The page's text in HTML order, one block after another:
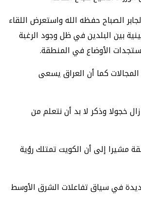
الصباح حفظه الله واستعرض اللقاء
بين البلدين في ظل وجود الرغبة
الأوضاع في المنطقة.
كما أن العراق يسعى
خجولا وذكر لا بد أن نتعلم من
مشيرا إلى أن الكويت تمتلك رؤية
في سياق تفاعلات الشرق الأوسط